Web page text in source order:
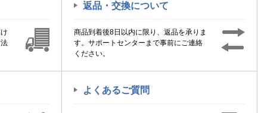
返品・交換について
商品到着後8日以内に限り、返品を承りま
す。サポートセンターまで事前にご連絡
ください。
よくあるご質問